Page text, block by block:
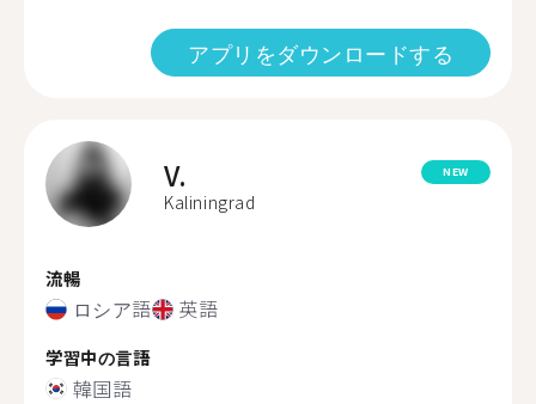
アプリをダウンロードする
V.
Kaliningrad
NEW
流暢
ロシア語 英語
学習中の言語
韓国語